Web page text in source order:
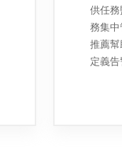
供任
務集
推薦
定義